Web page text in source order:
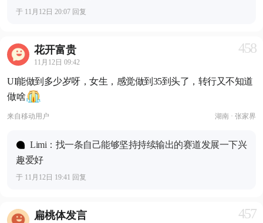
于 11月12日 20:07 回复
花开富贵
11月12日 09:42
458
UI能做到多少岁呀，女生，感觉做到35到头了，转行又不知道
做啥
来自移动用户 湖南 · 张家界
Limi：找一条自己能够坚持持续输出的赛道发展一下兴
趣爱好
于 11月12日 19:41 回复
扁桃体发言 457